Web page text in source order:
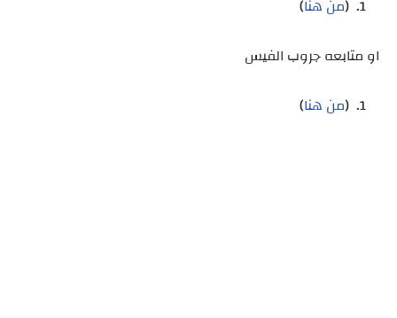
(من هنا)
او متابعه جروب الفيس
(من هنا)